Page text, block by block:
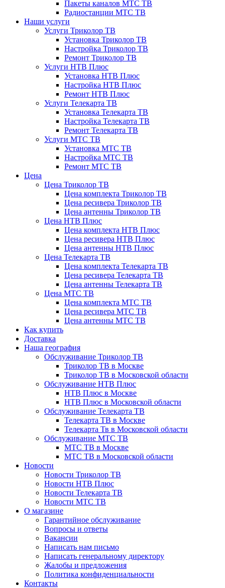
Пакеты каналов МТС ТВ
Радиостанции МТС ТВ
Наши услуги
Услуги Триколор ТВ
Установка Триколор ТВ
Настройка Триколор ТВ
Ремонт Триколор ТВ
Услуги НТВ Плюс
Установка НТВ Плюс
Настройка НТВ Плюс
Ремонт НТВ Плюс
Услуги Телекарта ТВ
Установка Телекарта ТВ
Настройка Телекарта ТВ
Ремонт Телекарта ТВ
Услуги МТС ТВ
Установка МТС ТВ
Настройка МТС ТВ
Ремонт МТС ТВ
Цена
Цена Триколор ТВ
Цена комплекта Триколор ТВ
Цена ресивера Триколор ТВ
Цена антенны Триколор ТВ
Цена НТВ Плюс
Цена комплекта НТВ Плюс
Цена ресивера НТВ Плюс
Цена антенны НТВ Плюс
Цена Телекарта ТВ
Цена комплекта Телекарта ТВ
Цена ресивера Телекарта ТВ
Цена антенны Телекарта ТВ
Цена МТС ТВ
Цена комплекта МТС ТВ
Цена ресивера МТС ТВ
Цена антенны МТС ТВ
Как купить
Доставка
Наша география
Обслуживание Триколор ТВ
Триколор ТВ в Москве
Триколор ТВ в Московской области
Обслуживание НТВ Плюс
НТВ Плюс в Москве
НТВ Плюс в Московской области
Обслуживание Телекарта ТВ
Телекарта ТВ в Москве
Телекарта Тв в Московской области
Обслуживание МТС ТВ
МТС ТВ в Москве
МТС ТВ в Московской области
Новости
Новости Триколор ТВ
Новости НТВ Плюс
Новости Телекарта ТВ
Новости МТС ТВ
О магазине
Гарантийное обслуживание
Вопросы и ответы
Вакансии
Написать нам письмо
Написать генеральному директору
Жалобы и предложения
Политика конфиденциальности
Контакты